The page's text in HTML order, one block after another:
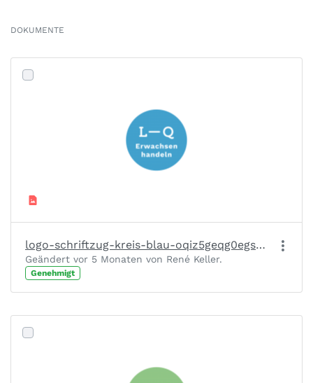
DOKUMENTE
logo-schriftzug-kreis-blau-oqiz5geqg0egs6lksy1sk9ciicuw3lsknbooz4quay.png
Geändert vor 5 Monaten von René Keller.
Genehmigt